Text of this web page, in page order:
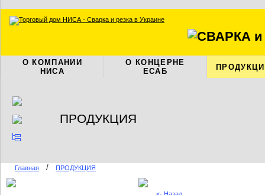
О КОМПАНИИ
НИСА
О КОНЦЕРНЕ
ЕСАБ
ПРОДУКЦИЯ
Главная / ПРОДУКЦИЯ